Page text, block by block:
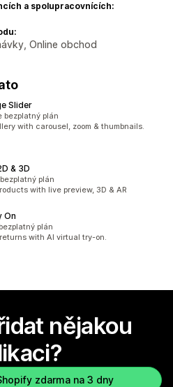
a spolupracovnících:
Online obchod
Slider
bezplatný plán
with carousel, zoom & thumbnails.
& 3D
plán
with live preview, 3D & AR
On
plán
with AI virtual try-on.
nějakou
zdarma na 3 dny